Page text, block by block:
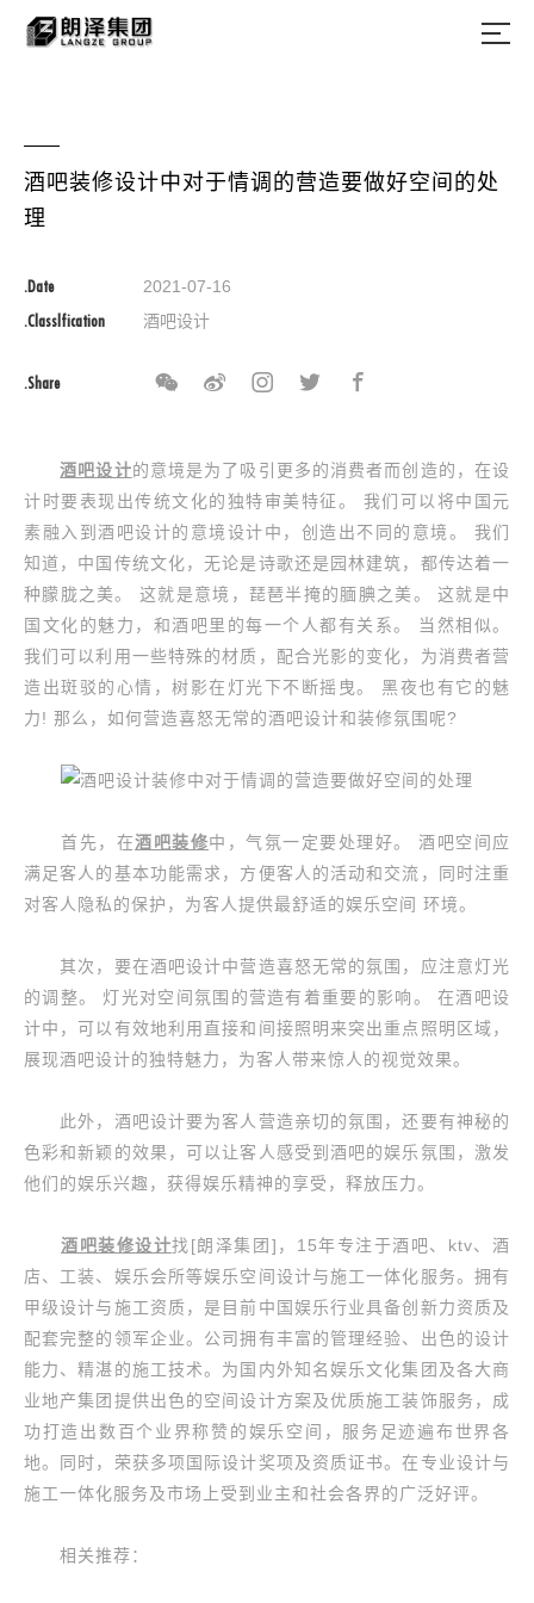
酒吧装修设计中对于情调的营造要做好空间的处
理
.Date 2021-07-16
.Classlfication 酒吧设计
.Share
酒吧设计的意境是为了吸引更多的消费者而创造的，在设
计时要表现出传统文化的独特审美特征。 我们可以将中国元
素融入到酒吧设计的意境设计中，创造出不同的意境。 我们
知道，中国传统文化，无论是诗歌还是园林建筑，都传达着一
种朦胧之美。 这就是意境，琵琶半掩的腼腆之美。 这就是中
国文化的魅力，和酒吧里的每一个人都有关系。 当然相似。
我们可以利用一些特殊的材质，配合光影的变化，为消费者营
造出斑驳的心情，树影在灯光下不断摇曳。 黑夜也有它的魅
力! 那么，如何营造喜怒无常的酒吧设计和装修氛围呢?
首先，在酒吧装修中，气氛一定要处理好。 酒吧空间应
满足客人的基本功能需求，方便客人的活动和交流，同时注重
对客人隐私的保护，为客人提供最舒适的娱乐空间 环境。
其次，要在酒吧设计中营造喜怒无常的氛围，应注意灯光
的调整。 灯光对空间氛围的营造有着重要的影响。 在酒吧设
计中，可以有效地利用直接和间接照明来突出重点照明区域，
展现酒吧设计的独特魅力，为客人带来惊人的视觉效果。
此外，酒吧设计要为客人营造亲切的氛围，还要有神秘的
色彩和新颖的效果，可以让客人感受到酒吧的娱乐氛围，激发
他们的娱乐兴趣，获得娱乐精神的享受，释放压力。
酒吧装修设计找[朗泽集团]，15年专注于酒吧、ktv、酒
店、工装、娱乐会所等娱乐空间设计与施工一体化服务。拥有
甲级设计与施工资质，是目前中国娱乐行业具备创新力资质及
配套完整的领军企业。公司拥有丰富的管理经验、出色的设计
能力、精湛的施工技术。为国内外知名娱乐文化集团及各大商
业地产集团提供出色的空间设计方案及优质施工装饰服务，成
功打造出数百个业界称赞的娱乐空间，服务足迹遍布世界各
地。同时，荣获多项国际设计奖项及资质证书。在专业设计与
施工一体化服务及市场上受到业主和社会各界的广泛好评。
相关推荐：